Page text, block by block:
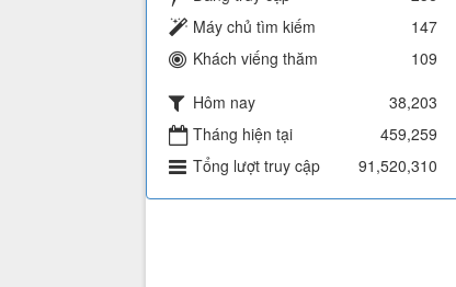
Máy chủ tìm kiếm
147
Khách viếng thăm
109
Hôm nay
38,203
Tháng hiện tại
459,259
Tổng lượt truy cập
91,520,310